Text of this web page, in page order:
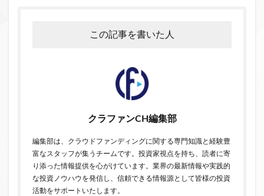
この記事を書いた人
クラファンCH編集部
編集部は、クラウドファンディングに関する専門知識と経験豊
富なスタッフが集うチームです。投資家視点を持ち、読者に寄
り添った情報提供を心がけています。業界の最新情報や実践的
な投資ノウハウを発信し、信頼できる情報源として皆様の投資
活動をサポートいたします。